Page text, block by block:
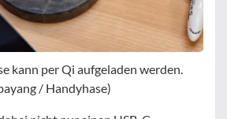
kann per Qi aufgeladen werden.
/ Handyhase)